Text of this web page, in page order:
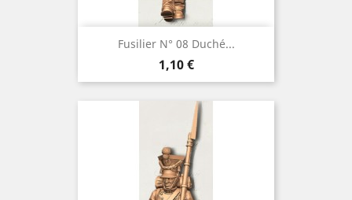
Fusilier N° 08 Duché...
Prix
1,10 €